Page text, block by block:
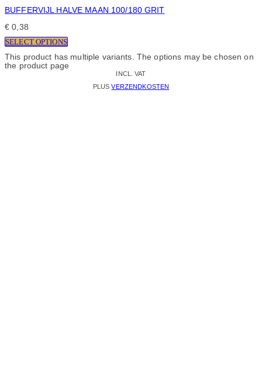
BUFFERVIJL HALVE MAAN 100/180 GRIT
€ 0,38
SELECT OPTIONS
This product has multiple variants. The options may be chosen on
the product page
INCL. VAT
PLUSVERZENDKOSTEN